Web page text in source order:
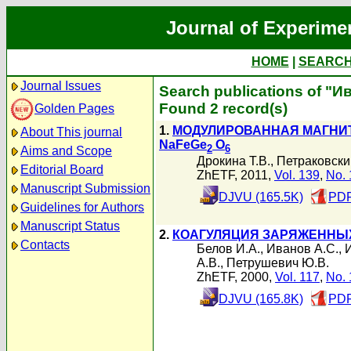
Journal of
HOME
Journal Issues
Golden Pages
About This journal
Aims and Scope
Editorial Board
Manuscript Submission
Guidelines for Authors
Manuscript Status
Contacts
Search publications of
Found 2 record(s)
1. МOДУЛИРОВАННАЯ
NaFeGe2 O6
Дрокина Т.В.,
ZhETF, 2011, Vol. 139, No.
DJVU (165.5K)
2. КОАГУЛЯЦИЯ
Белов И.А., Иванов А.С.,
А.В., Петрушевич Ю.В.
ZhETF, 2000, Vol. 117, No.
DJVU (165.8K)